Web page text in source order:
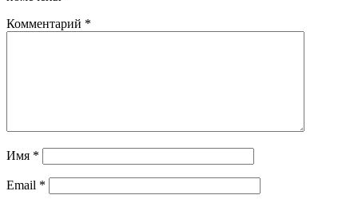
Комментарий *
Имя *
Email *